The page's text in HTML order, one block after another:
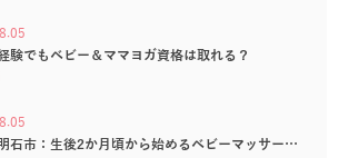
験でもベビー＆ママヨガ資格は取れる？
石市：生後2か月頃から始めるベビーマッサー…